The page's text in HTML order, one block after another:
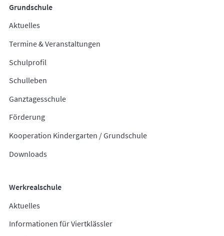
Grundschule
Aktuelles
Termine & Veranstaltungen
Schulprofil
Schulleben
Ganztagesschule
Förderung
Kooperation Kindergarten / Grundschule
Downloads
Werkrealschule
Aktuelles
Informationen für Viertklässler